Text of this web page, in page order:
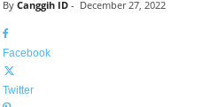
By Canggih ID- December 27, 2022
Facebook
Twitter